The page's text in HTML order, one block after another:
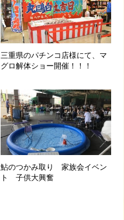
三重県のパチンコ店様にて、マ
グロ解体ショー開催！！！
鮎のつかみ取り 家族会イベン
ト 子供大興奮